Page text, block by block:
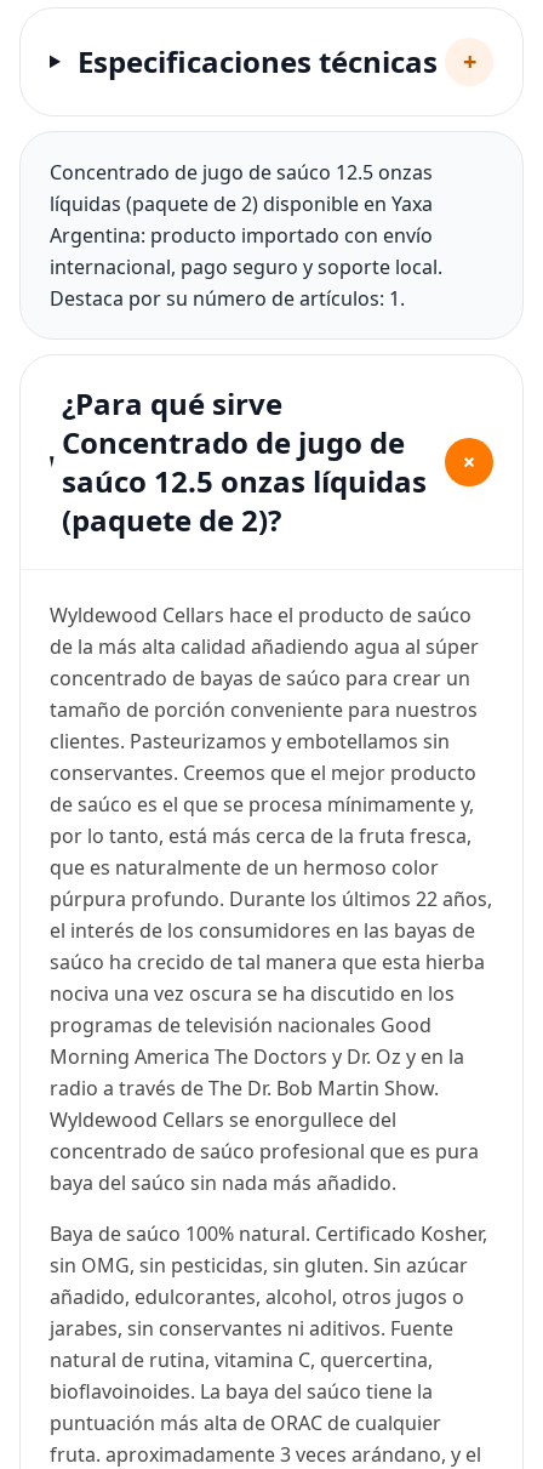
Especificaciones técnicas +
Concentrado de jugo de saúco 12.5 onzas
líquidas (paquete de 2) disponible en Yaxa
Argentina: producto importado con envío
internacional, pago seguro y soporte local.
Destaca por su número de artículos: 1.
¿Para qué sirve
Concentrado de jugo de
saúco 12.5 onzas líquidas
(paquete de 2)?
+
Wyldewood Cellars hace el producto de saúco
de la más alta calidad añadiendo agua al súper
concentrado de bayas de saúco para crear un
tamaño de porción conveniente para nuestros
clientes. Pasteurizamos y embotellamos sin
conservantes. Creemos que el mejor producto
de saúco es el que se procesa mínimamente y,
por lo tanto, está más cerca de la fruta fresca,
que es naturalmente de un hermoso color
púrpura profundo. Durante los últimos 22 años,
el interés de los consumidores en las bayas de
saúco ha crecido de tal manera que esta hierba
nociva una vez oscura se ha discutido en los
programas de televisión nacionales Good
Morning America The Doctors y Dr. Oz y en la
radio a través de The Dr. Bob Martin Show.
Wyldewood Cellars se enorgullece del
concentrado de saúco profesional que es pura
baya del saúco sin nada más añadido.
Baya de saúco 100% natural. Certificado Kosher,
sin OMG, sin pesticidas, sin gluten. Sin azúcar
añadido, edulcorantes, alcohol, otros jugos o
jarabes, sin conservantes ni aditivos. Fuente
natural de rutina, vitamina C, quercertina,
bioflavoinoides. La baya del saúco tiene la
puntuación más alta de ORAC de cualquier
fruta. aproximadamente 3 veces arándano, y el